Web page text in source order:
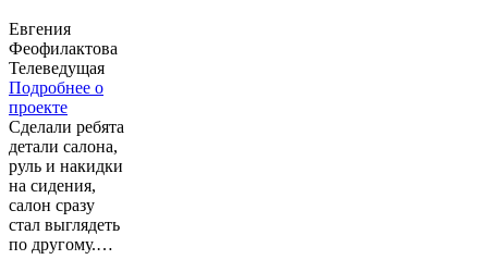
довольна_))))
Евгения
Феофилактова
Телеведущая
Подробнее о
проекте
Сделали ребята
детали салона,
руль и накидки
на сидения,
салон сразу
стал выглядеть
по другому.